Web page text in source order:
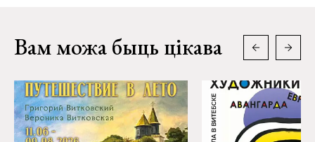
Вам можа быць цікава